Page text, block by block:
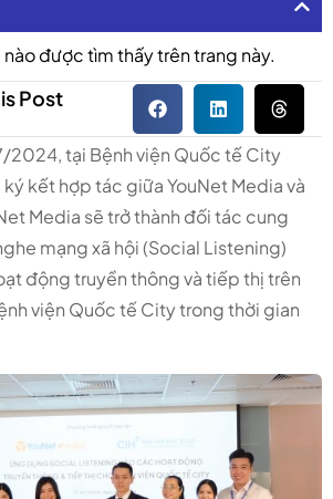
được tìm thấy trên trang này.
Post
2024, tại Bệnh viện Quốc tế City
ký kết hợp tác giữa YouNet Media và
Media sẽ trở thành đối tác cung
mạng xã hội (Social Listening)
động truyền thông và tiếp thị trên
viện Quốc tế City trong thời gian